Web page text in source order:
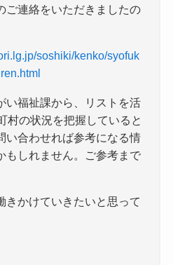
ご連絡をいただきましたの
soshiki/kenko/syofuk
い福祉課から、リストを活
村の状況を把握していると
い合わせれば参考になる情
もしれません。ご参考まで
きかけていきたいと思って